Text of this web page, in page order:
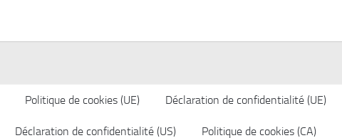
Politique de cookies (UE) Déclaration de confidentialité (UE)
Déclaration de confidentialité (US) Politique de cookies (CA)